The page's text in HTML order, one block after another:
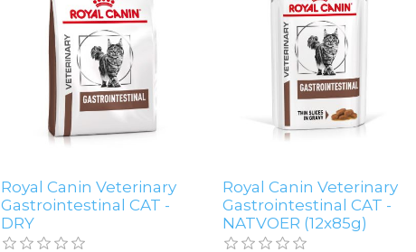
Royal Canin Veterinary
Gastrointestinal CAT -
DRY
Royal Canin Veterinary
Gastrointestinal CAT -
NATVOER (12x85g)